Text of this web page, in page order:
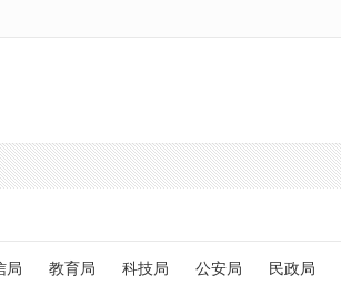
局 教育局 科技局 公安局 民政局